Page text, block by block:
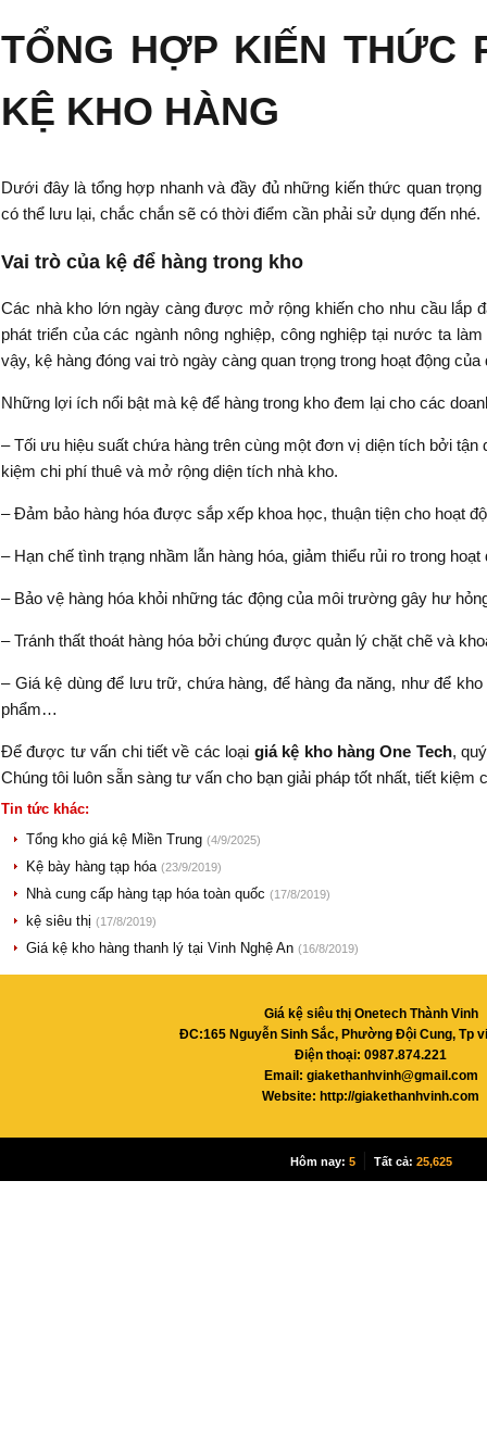
TỔNG HỢP KIẾN THỨC
KỆ KHO HÀNG
Dưới đây là tổng hợp nhanh và đầy đủ những kiến thức quan
có thể lưu lại, chắc chắn sẽ có thời điểm cần phải sử dụng đến nhé.
Vai trò của kệ để hàng trong kho
Các nhà kho lớn ngày càng được mở rộng khiến cho nhu cầu lắp
phát triển của các ngành nông nghiệp, công nghiệp tại nước ta
vậy, kệ hàng đóng vai trò ngày càng quan trọng trong hoạt động của
Những lợi ích nổi bật mà kệ để hàng trong kho đem lại cho các
– Tối ưu hiệu suất chứa hàng trên cùng một đơn vị diện tích bởi tận
kiệm chi phí thuê và mở rộng diện tích nhà kho.
– Đảm bảo hàng hóa được sắp xếp khoa học, thuận tiện cho hoạt
– Hạn chế tình trạng nhầm lẫn hàng hóa, giảm thiểu rủi ro trong
– Bảo vệ hàng hóa khỏi những tác động của môi trường gây hư
– Tránh thất thoát hàng hóa bởi chúng được quản lý chặt chẽ và
– Giá kệ dùng để lưu trữ, chứa hàng, để hàng đa năng, như để
phẩm…
Để được tư vấn chi tiết về các loại giá kệ kho hàng One Tech,
Chúng tôi luôn sẵn sàng tư vấn cho bạn giải pháp tốt nhất, tiết kiệm
Tin tức khác:
Tổng kho giá kệ Miền Trung (4/9/2025)
Kệ bày hàng tạp hóa (23/9/2019)
Nhà cung cấp hàng tạp hóa toàn quốc (17/8/2019)
kệ siêu thị (17/8/2019)
Giá kệ kho hàng thanh lý tại Vinh Nghệ An (16/8/2019)
Giá kệ siêu thị Onetech Thành Vinh
ĐC:165 Nguyễn Sinh Sắc, Phường Đội Cung, Tp
Điện thoại: 0987.874.221
Email: giakethanhvinh@gmail.com
Website: http://giakethanhvinh.com
Hôm nay: 5| Tất cả: 25,625